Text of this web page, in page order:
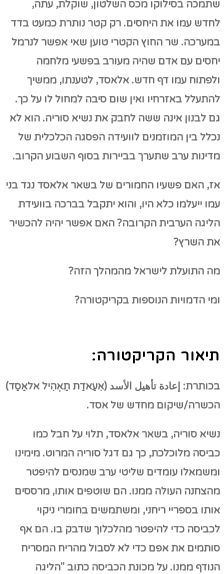
שתמכה בסילוקו מכס השלטון, שוקלת, עתה,
לחדש עמו את היחסים. רק קטר נותרת כמעט בדד
במערכה. שר החוץ הקטרי טוען שאי אפשר לנרמל
יחסים עם אדם שהיה מעורב בפשעי מלחמה
ולפתוח עמו דף חדש. אלאסד, לטענתו, ממשיך
להתעלל באזרחיו ואין שום סיבה למחול לו על כך.
גם לבנון אינה ששה לחבק את נשיא סוריה. הוא לא
נכלל בין המוזמנים לוועידה הפסגה הכלכלית של
מדינות ערב שתערך בביירות בסוף השבוע הקרוב.
אז, האם פשעיו החמורים של בשאר אלאסד נגד בני
עמו ייעלמו כלא היו, והוא יתקבל בברכה בוועידת
הליגה הערבית הקרובה? האם אפשר יהיה להכשיר
את השרץ?
מה התועלת לישראל מהמהלך הזה?
ומי הדמויות הנוספות בקריקטורה?
תיאור הקריקטורה:
בכותרת: إعادة تأهيل الأسد (אִעַאדַת תַאְהִיל אלאַסַד)
הכשרה/שיקום מחדש של אסד.
נשיא סוריה, בשאר אלאסד, תלוי על חבל כמו
כביסה מלוכלכת, כך גם דגל סוריה המרוט. מימינו
ומשמאלו עומדים שליטי ערב שמנסים להיפטר
מהצחנה העולה ממנו. הם שוטפים אותו, מרססים
אותו בספריי ריחני, ומשתמשים בחומרי ניקוי
לכביסה כדי להיפטר מהלכלוך שדבק בו. הם אף
סותמים את אפם כדי לא לסבול מהריח המסריח
הנודף ממנו. על מכונת הכביסה כתוב "הליגה